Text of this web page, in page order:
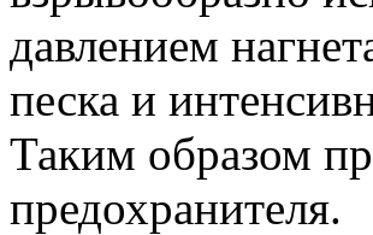
давлением
песка и
Таким образом
предохранителя.